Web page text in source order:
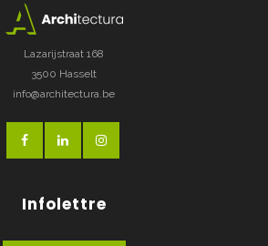
Lazarijstraat 168
3500 Hasselt
info@architectura.be
Infolettre